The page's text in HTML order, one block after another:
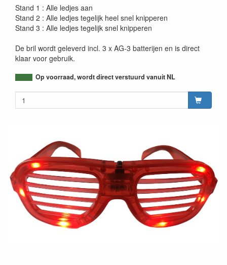
Stand 1 : Alle ledjes aan
Stand 2 : Alle ledjes tegelijk heel snel knipperen
Stand 3 : Alle ledjes tegelijk snel knipperen
De bril wordt geleverd incl. 3 x AG-3 batterijen en is direct
klaar voor gebruik.
Op voorraad, wordt direct verstuurd vanuit NL